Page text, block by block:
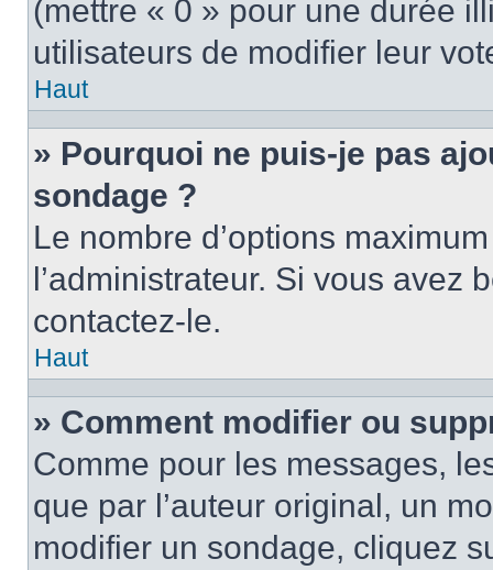
(mettre « 0 » pour une durée
utilisateurs de modifier leur
Haut
» Pourquoi ne puis-je pas
sondage ?
Le nombre d’options
l’administrateur. Si vous avez
contactez-le.
Haut
» Comment modifier ou
Comme pour les messages,
que par l’auteur original, un
modifier un sondage, cliquez